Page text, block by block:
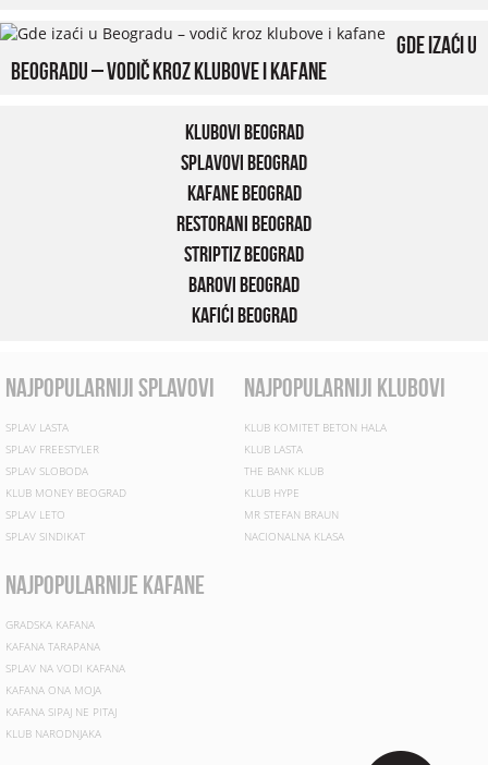
Gde izaći u
Beogradu – vodič kroz klubove i kafane
Klubovi Beograd
Splavovi Beograd
Kafane Beograd
Restorani Beograd
Striptiz Beograd
Barovi Beograd
Kafići Beograd
najpopularniji splavovi
SPLAV LASTA
SPLAV FREESTYLER
SPLAV SLOBODA
KLUB MONEY BEOGRAD
SPLAV LETO
SPLAV SINDIKAT
najpopularniji klubovi
KLUB KOMITET BETON HALA
KLUB LASTA
THE BANK KLUB
KLUB HYPE
MR STEFAN BRAUN
NACIONALNA KLASA
najpopularnije kafane
GRADSKA KAFANA
KAFANA TARAPANA
SPLAV NA VODI KAFANA
KAFANA ONA MOJA
KAFANA SIPAJ NE PITAJ
KLUB NARODNJAKA